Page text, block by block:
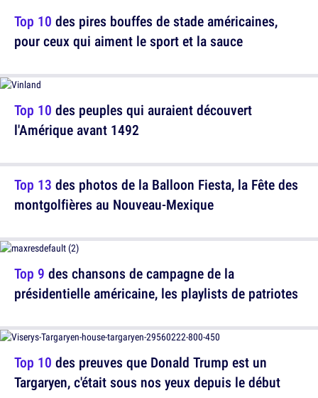
Top 10 des pires bouffes de stade américaines,
pour ceux qui aiment le sport et la sauce
Top 13 des photos de la Balloon Fiesta, la Fête des
montgolfières au Nouveau-Mexique
Top 10 des preuves que Donald Trump est un
Targaryen, c'était sous nos yeux depuis le début
Top 10 des peuples qui auraient découvert
l'Amérique avant 1492
Top 9 des chansons de campagne de la
présidentielle américaine, les playlists de patriotes